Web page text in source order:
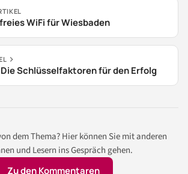
WiFi für Wiesbaden
Schlüsselfaktoren für den Erfolg
dem Thema? Hier können Sie mit anderen
und Lesern ins Gespräch gehen.
Zu den Kommentaren